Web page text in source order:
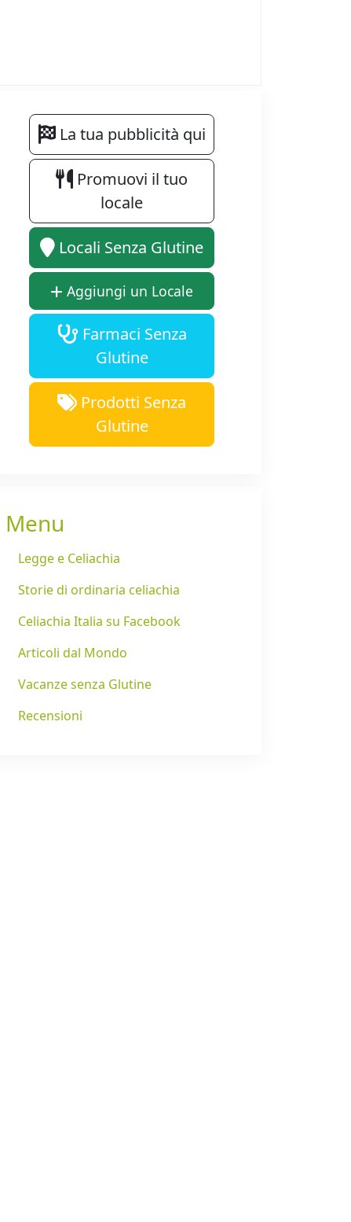
La tua pubblicità qui
Promuovi il tuo
locale
Locali Senza Glutine
Aggiungi un Locale
Farmaci Senza
Glutine
Prodotti Senza
Glutine
Menu
Legge e Celiachia
Storie di ordinaria celiachia
Celiachia Italia su Facebook
Articoli dal Mondo
Vacanze senza Glutine
Recensioni